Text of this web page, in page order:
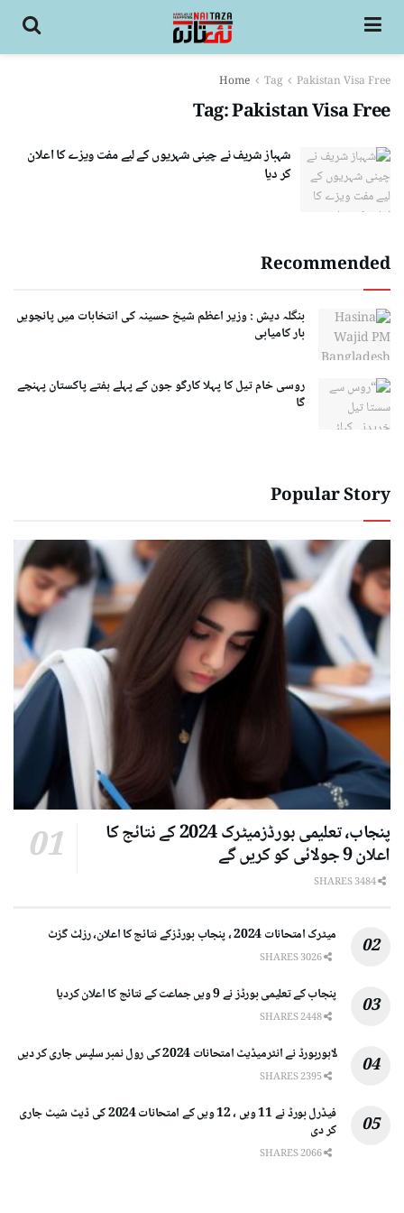
Home Tag Pakistan Visa Free
Tag:Pakistan Visa Free
شہباز شریف نے چینی شہریوں کے لیے مفت ویزے کا اعلان
کر دیا
Recommended
بنگلہ دیش : وزیر اعظم شیخ حسینہ کی انتخابات میں پانچویں
بار کامیابی
روسی خام تیل کا پہلا کارگو جون کے پہلے ہفتے پاکستان پہنچے
گا
Popular Story
پنجاب، تعلیمی بورڈزمیٹرک 2024 کے نتائج کا
اعلان 9 جولائی کو کریں گے
میٹرک امتحانات 2024 ، پنجاب بورڈزکے نتائج کا اعلان، رزلٹ گزٹ
پنجاب کے تعلیمی بورڈز نے 9 ویں جماعت کے نتائج کا اعلان کردیا
لاہوربورڈ نے انٹرمیڈیٹ امتحانات 2024 کی رول نمبر سلپس جاری کر دیں
فیڈرل بورڈ نے 11 ویں ، 12 ویں کے امتحانات 2024 کی ڈیٹ شیٹ جاری
کر دی